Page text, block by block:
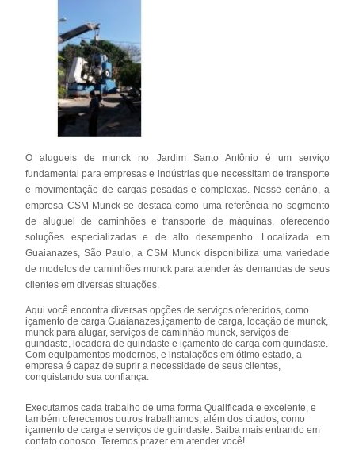
O alugueis de munck no Jardim Santo Antônio é um serviço
fundamental para empresas e indústrias que necessitam de transporte
e movimentação de cargas pesadas e complexas. Nesse cenário, a
empresa CSM Munck se destaca como uma referência no segmento
de aluguel de caminhões e transporte de máquinas, oferecendo
soluções especializadas e de alto desempenho. Localizada em
Guaianazes, São Paulo, a CSM Munck disponibiliza uma variedade
de modelos de caminhões munck para atender às demandas de seus
clientes em diversas situações.
Aqui você encontra diversas opções de serviços oferecidos, como
içamento de carga Guaianazes,içamento de carga, locação de munck,
munck para alugar, serviços de caminhão munck, serviços de
guindaste, locadora de guindaste e içamento de carga com guindaste.
Com equipamentos modernos, e instalações em ótimo estado, a
empresa é capaz de suprir a necessidade de seus clientes,
conquistando sua confiança.
Executamos cada trabalho de uma forma Qualificada e excelente, e
também oferecemos outros trabalhamos, além dos citados, como
içamento de carga e serviços de guindaste. Saiba mais entrando em
contato conosco. Teremos prazer em atender você!